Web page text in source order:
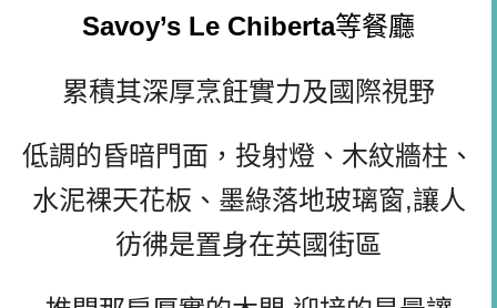
Savoy’s Le Chiberta等餐廳
累積其深厚烹飪實力及國際視野
低調的昏暗門面，投射燈、木紋牆柱、
水泥裸天花板、墨綠落地玻璃窗,讓人
彷彿是置身在英國街區